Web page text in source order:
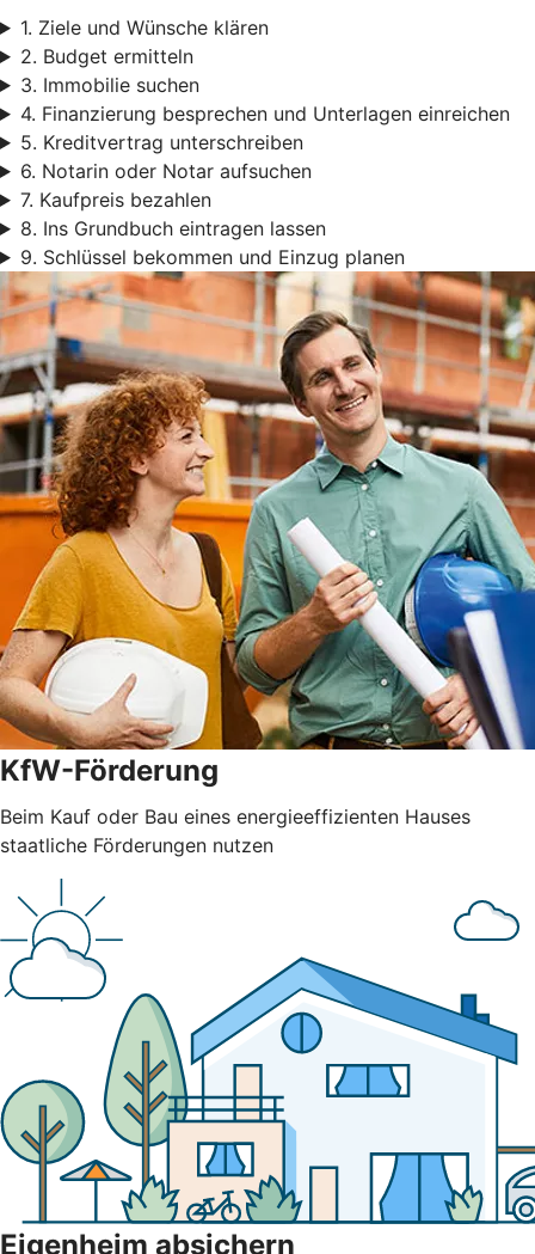
1. Ziele und Wünsche klären
2. Budget ermitteln
3. Immobilie suchen
4. Finanzierung besprechen und Unterlagen einreichen
5. Kreditvertrag unterschreiben
6. Notarin oder Notar aufsuchen
7. Kaufpreis bezahlen
8. Ins Grundbuch eintragen lassen
9. Schlüssel bekommen und Einzug planen
KfW-Förderung
Beim Kauf oder Bau eines energieeffizienten Hauses
staatliche Förderungen nutzen
Eigenheim absichern